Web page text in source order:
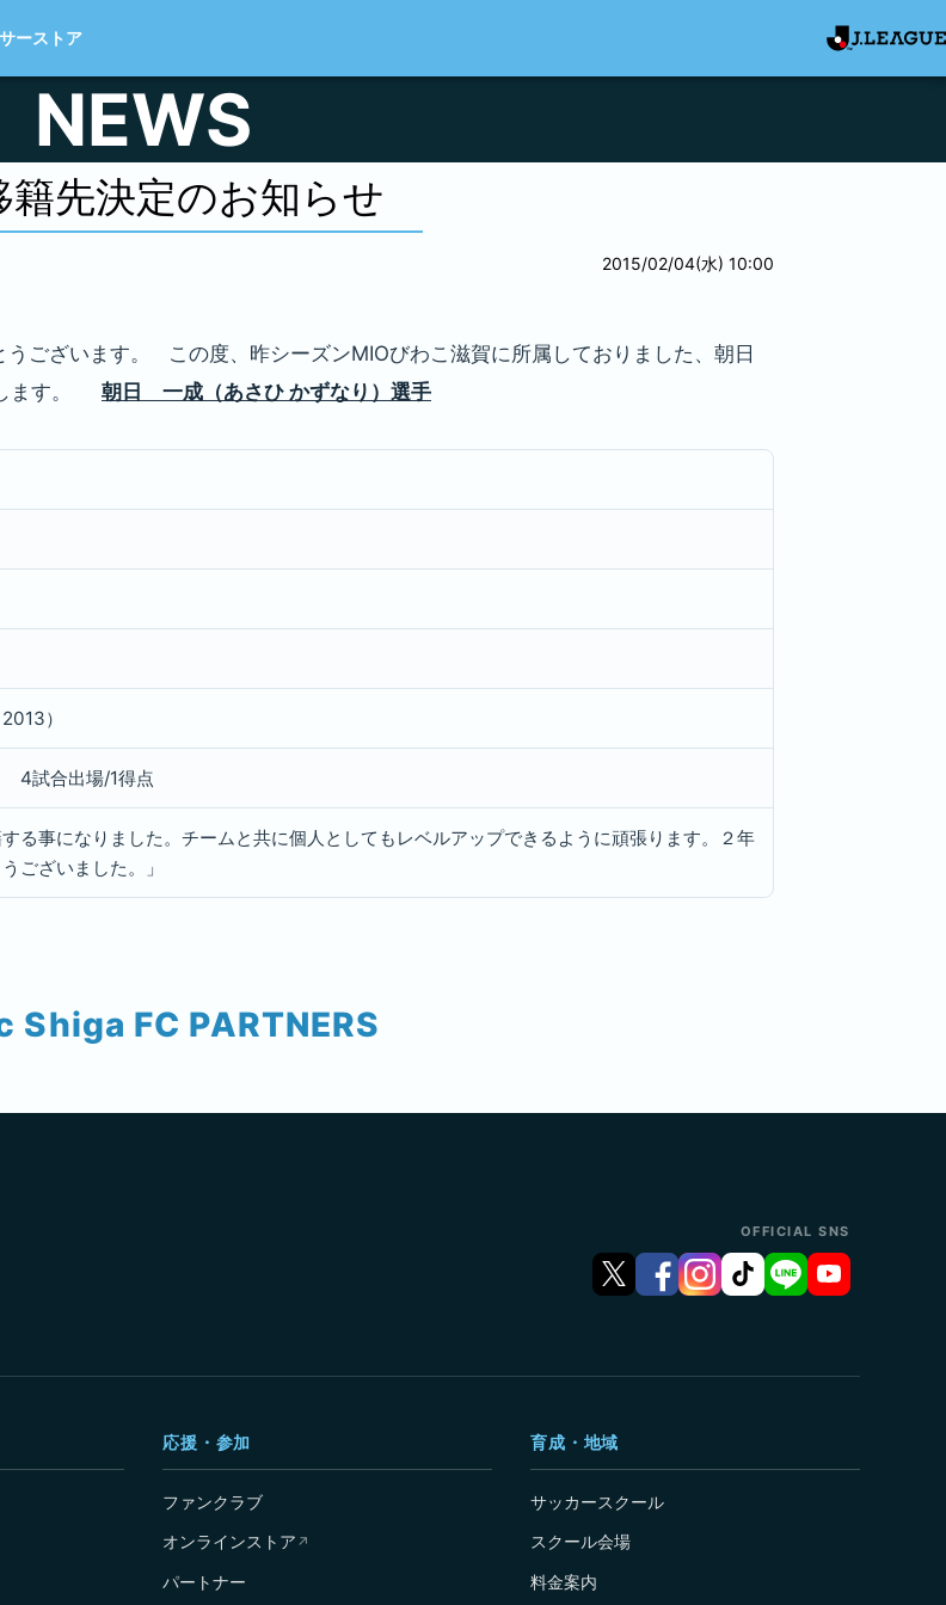
ーストア
NEWS
先決定のお知らせ
2015/02/04(水) 10:00
ございます。 この度、昨シーズンMIOびわこ滋賀に所属しておりました、朝日
します。 朝日 一成（あさひ かずなり）選手
）
試合出場/1得点
る事になりました。チームと共に個人としてもレベルアップできるように頑張ります。２年
ございました。」
Shiga FC PARTNERS
OFFICIAL SNS
応援・参加
ファンクラブ
オンラインストア ↗
パートナー
育成・地域
サッカースクール
スクール会場
料金案内